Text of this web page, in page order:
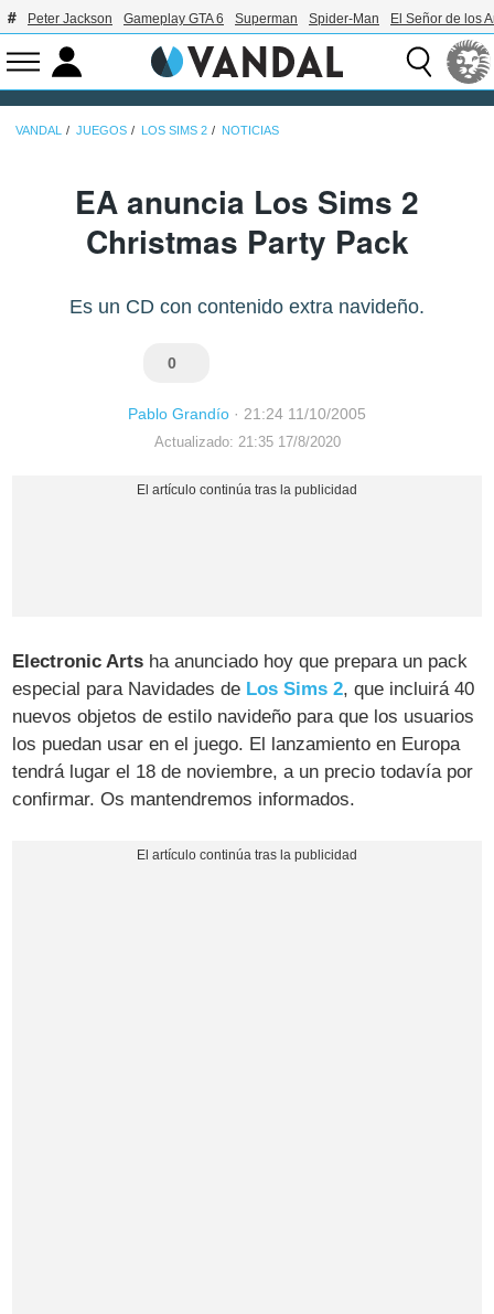
Peter Jackson Gameplay GTA 6 Superman Spider-Man El Señor de los
VANDAL JUEGOS LOS SIMS 2 NOTICIAS
EA anuncia Los Sims 2
Christmas Party Pack
Es un CD con contenido extra navideño.
0
Pablo Grandío · 21:24 11/10/2005
Actualizado: 21:35 17/8/2020
Electronic Arts ha anunciado hoy que prepara un pack
especial para Navidades de Los Sims 2, que incluirá 40
nuevos objetos de estilo navideño para que los usuarios
los puedan usar en el juego. El lanzamiento en Europa
tendrá lugar el 18 de noviembre, a un precio todavía por
confirmar. Os mantendremos informados.